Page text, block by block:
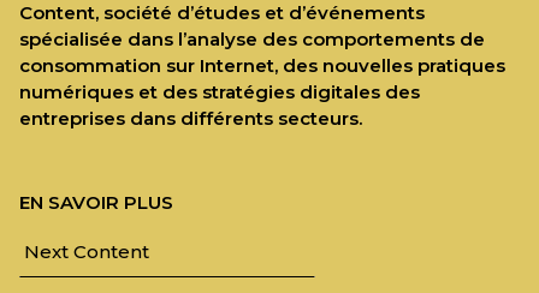
Content, société d’études et d’événements
spécialisée dans l’analyse des comportements de
consommation sur Internet, des nouvelles pratiques
numériques et des stratégies digitales des
entreprises dans différents secteurs.
EN SAVOIR PLUS
Next Content